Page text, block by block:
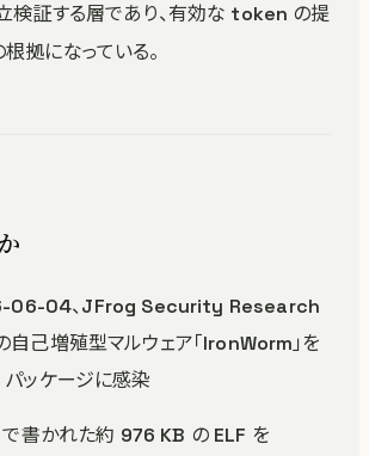
検証する層であり、有効な token の提
拠になっている。
06-04、JFrog Security Research
己増殖型マルウェア「IronWorm」を
ッケージに感染
書かれた約 976 KB の ELF を